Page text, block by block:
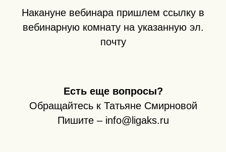
Накануне вебинара пришлем ссылку в
вебинарную комнату на указанную эл.
почту
Есть еще вопросы?
Обращайтесь к Татьяне Смирновой
Пишите – info@ligaks.ru